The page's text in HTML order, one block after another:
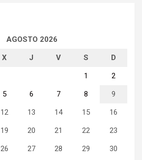
AGOSTO 2026
X J V S D
1 2
5 6 7 8 9
12 13 14 15 16
19 20 21 22 23
26 27 28 29 30